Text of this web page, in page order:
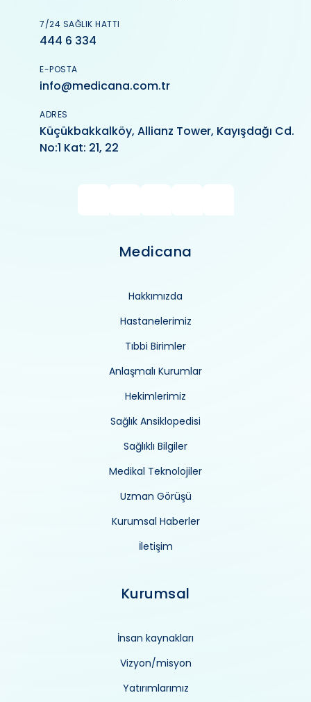
7/24 SAĞLIK HATTI
444 6 334
E-POSTA
info@medicana.com.tr
ADRES
Küçükbakkalköy, Allianz Tower, Kayışdağı Cd.
No:1 Kat: 21, 22
Medicana
Hakkımızda
Hastanelerimiz
Tıbbi Birimler
Anlaşmalı Kurumlar
Hekimlerimiz
Sağlık Ansiklopedisi
Sağlıklı Bilgiler
Medikal Teknolojiler
Uzman Görüşü
Kurumsal Haberler
İletişim
Kurumsal
İnsan kaynakları
Vizyon/misyon
Yatırımlarımız